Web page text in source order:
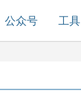
公众号 工具